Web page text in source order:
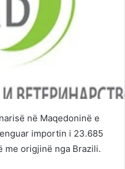
në Maqedoninë e
importin i 23.685
me origjinë nga Brazili.